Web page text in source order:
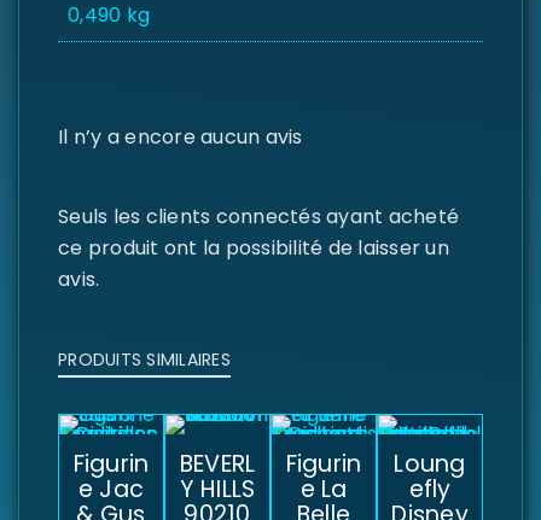
0,490 kg
Il n’y a encore aucun avis
Seuls les clients connectés ayant acheté
ce produit ont la possibilité de laisser un
avis.
PRODUITS SIMILAIRES
Figurin
e Jac
BEVERL
Y HILLS
Figurin
e La
Loung
efly